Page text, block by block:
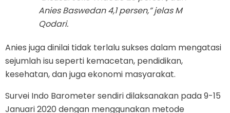
Anies Baswedan 4,1 persen,” jelas M
Qodari.
Anies juga dinilai tidak terlalu sukses dalam mengatasi
sejumlah isu seperti kemacetan, pendidikan,
kesehatan, dan juga ekonomi masyarakat.
Survei Indo Barometer sendiri dilaksanakan pada 9-15
Januari 2020 dengan menggunakan metode